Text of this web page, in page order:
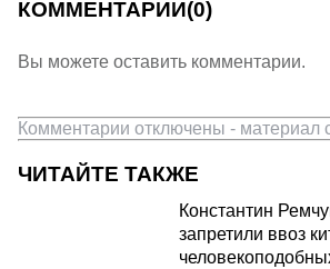
КОММЕНТАРИИ(0)
Вы можете оставить комментарии.
Комментарии отключены - материал
ЧИТАЙТЕ ТАКЖЕ
Константин
запретили ввоз